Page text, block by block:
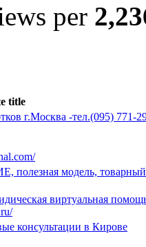
per
title
г.Москва -тел.(095) 771-
модель, товарный
виртуальная
консультации в Кирове